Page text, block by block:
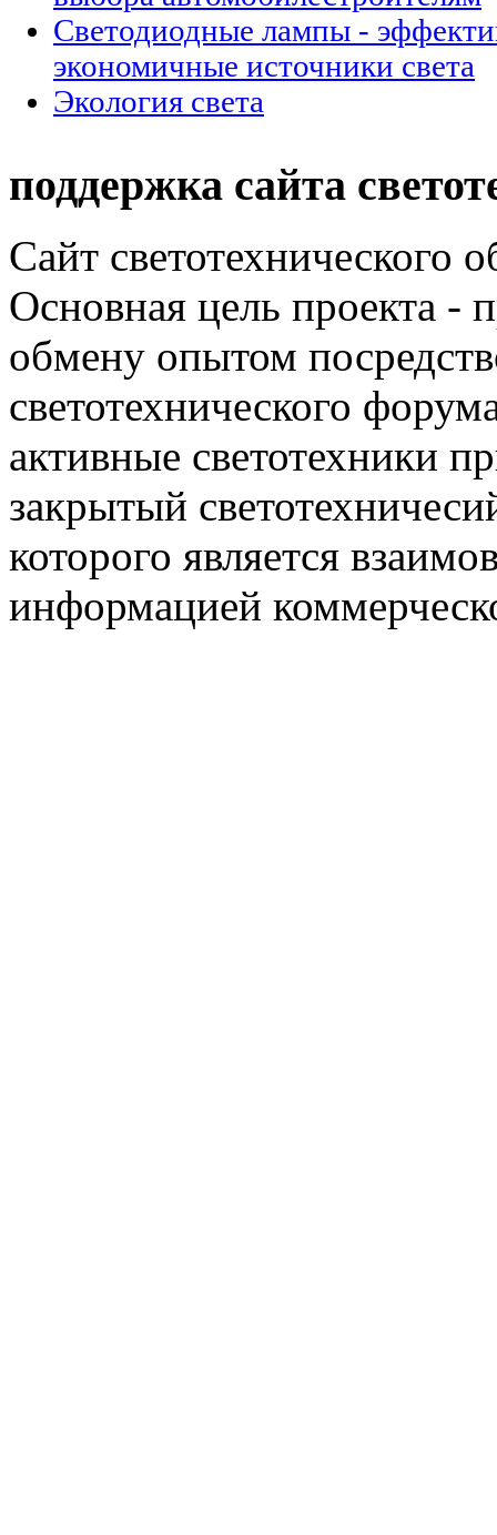
Светодиодные лампы -
экономичные источники света
Экология света
поддержка сайта
Сайт светотехнического
Основная цель проекта -
обмену опытом
светотехнического
активные светотехники
закрытый
которого является
информацией